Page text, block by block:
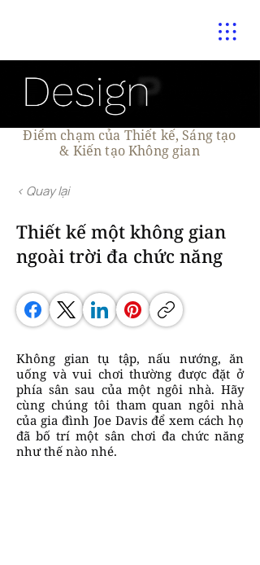
Điểm chạm của Thiết kế, Sáng tạo
& Kiến tạo Không gian
< Quay lại
Thiết kế một không gian
ngoài trời đa chức năng
Không gian tụ tập, nấu nướng, ăn
uống và vui chơi thường được đặt ở
phía sân sau của một ngôi nhà. Hãy
cùng chúng tôi tham quan ngôi nhà
của gia đình Joe Davis để xem cách họ
đã bố trí một sân chơi đa chức năng
như thế nào nhé.